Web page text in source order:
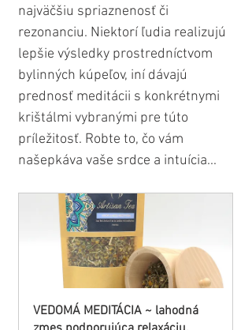
najväčšiu spriaznenosť či
rezonanciu. Niektorí ľudia realizujú
lepšie výsledky prostredníctvom
bylinných kúpeľov, iní dávajú
prednosť meditácii s konkrétnymi
krištálmi vybranými pre túto
príležitosť. Robte to, čo vám
našepkáva vaše srdce a intuícia...
VEDOMÁ MEDITÁCIA ~ lahodná